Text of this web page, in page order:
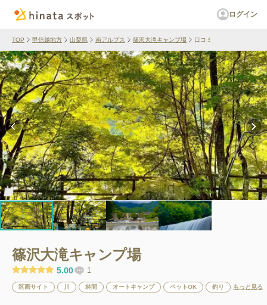
ログイン
TOP 甲信越地方 山梨県 南アルプス 篠沢大滝キャンプ場 口コミ
篠沢大滝キャンプ場
5.00 1
区画サイト 林間 オートキャンプ ペットOK 釣り もっと見る